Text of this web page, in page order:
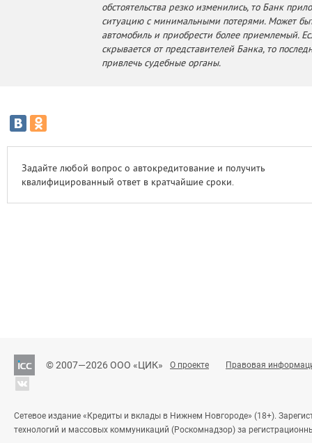
обстоятельства резко изменились, то Банк
ситуацию с минимальными потерями. Может
автомобиль и приобрести более приемлемый.
скрывается от представителей Банка, то
привлечь судебные органы.
Задайте любой вопрос о автокредитование и получить
квалифицированный ответ в кратчайшие сроки.
© 2007—2026 ООО «ЦИК» О проекте Правовая
Сетевое издание «Кредиты и вклады в Нижнем Новгороде» (18+).
технологий и массовых коммуникаций (Роскомнадзор) за